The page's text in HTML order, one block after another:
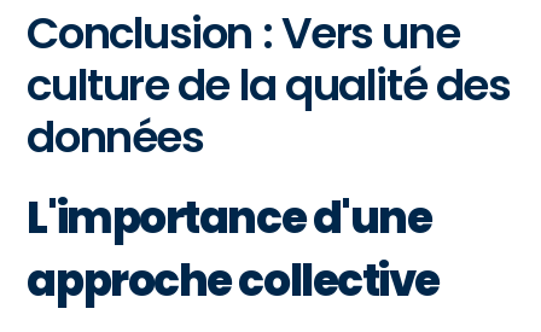
Conclusion : Vers une
culture de la qualité des
données
L'importance d'une
approche collective